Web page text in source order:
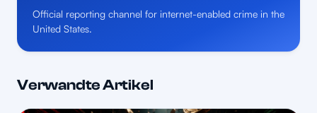
Official reporting channel for internet-enabled crime in the
United States.
Verwandte Artikel